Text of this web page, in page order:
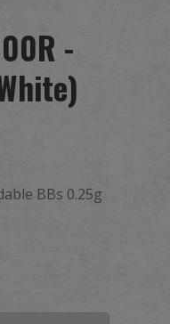
-
BBs 0.25g